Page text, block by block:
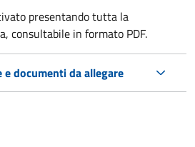
presentando tutta la
consultabile in formato PDF.
documenti da allegare